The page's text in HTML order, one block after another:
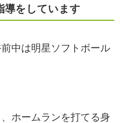
導をしています
中は明星ソフトボール
ホームランを打てる身